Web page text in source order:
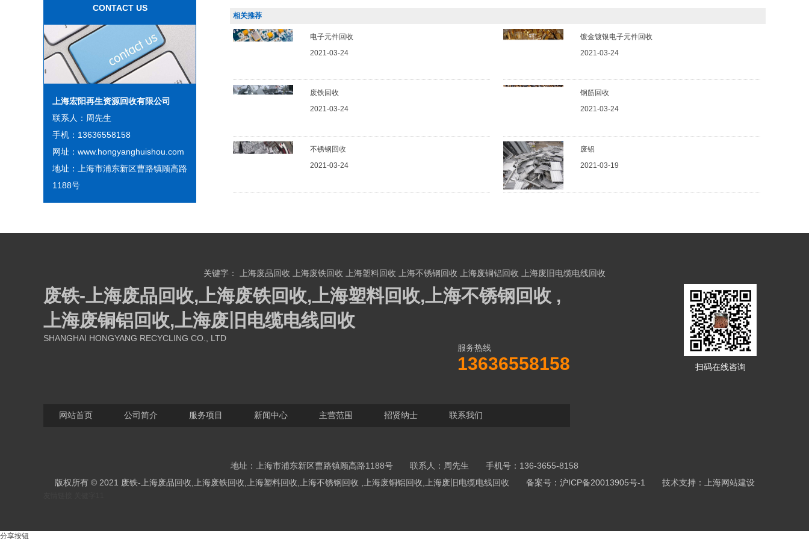
CONTACT US
上海宏阳再生资源回收有限公司
联系人：周先生
手机：13636558158
网址：www.hongyanghuishou.com
地址：上海市浦东新区曹路镇顾高路
1188号
相关推荐
电子元件回收
2021-03-24
镀金镀银电子元件回收
2021-03-24
废铁回收
2021-03-24
钢筋回收
2021-03-24
不锈钢回收
2021-03-24
废铝
2021-03-19
关键字： 上海废品回收 上海废铁回收 上海塑料回收 上海不锈钢回收 上海废铜铝回收 上海废旧电缆电线回收
废铁-上海废品回收,上海废铁回收,上海塑料回收,上海不锈钢回收 ,
上海废铜铝回收,上海废旧电缆电线回收
SHANGHAI HONGYANG RECYCLING CO., LTD
服务热线
13636558158
网站首页 公司简介 服务项目 新闻中心 主营范围 招贤纳士 联系我们
扫码在线咨询
地址：上海市浦东新区曹路镇顾高路1188号 联系人：周先生 手机号：136-3655-8158
版权所有 © 2021 废铁-上海废品回收,上海废铁回收,上海塑料回收,上海不锈钢回收 ,上海废铜铝回收,上海废旧电缆电线回收 备案号：沪ICP备20013905号-1 技术支持： 上海网站建设
分享按钮